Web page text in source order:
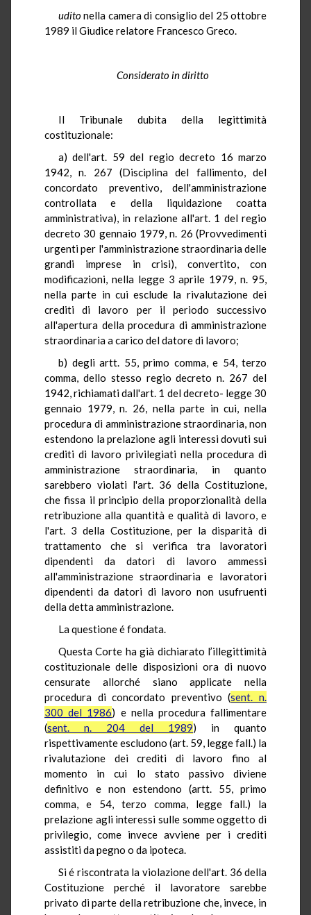
uditonella camera di consiglio del 25 ottobre
1989 il Giudice relatore Francesco Greco.
Considerato in diritto
Il Tribunale dubita della legittimità
costituzionale:
a) dell'art. 59 del regio decreto 16 marzo
1942, n. 267 (Disciplina del fallimento, del
concordato preventivo, dell'amministrazione
controllata e della liquidazione coatta
amministrativa), in relazione all'art. 1 del regio
decreto 30 gennaio 1979, n. 26 (Provvedimenti
urgenti per l'amministrazione straordinaria delle
grandi imprese in crisi), convertito, con
modificazioni, nella legge 3 aprile 1979, n. 95,
nella parte in cui esclude la rivalutazione dei
crediti di lavoro per il periodo successivo
all'apertura della procedura di amministrazione
straordinaria a carico del datore di lavoro;
b) degli artt. 55, primo comma, e 54, terzo
comma, dello stesso regio decreto n. 267 del
1942, richiamati dall'art. 1 del decreto- legge 30
gennaio 1979, n. 26, nella parte in cui, nella
procedura di amministrazione straordinaria, non
estendono la prelazione agli interessi dovuti sui
crediti di lavoro privilegiati nella procedura di
amministrazione straordinaria, in quanto
sarebbero violati l'art. 36 della Costituzione,
che fissa il principio della proporzionalità della
retribuzione alla quantità e qualità di lavoro, e
l'art. 3 della Costituzione, per la disparità di
trattamento che si verifica tra lavoratori
dipendenti da datori di lavoro ammessi
all'amministrazione straordinaria e lavoratori
dipendenti da datori di lavoro non usufruenti
della detta amministrazione.
La questione é fondata.
Questa Corte ha già dichiarato l’illegittimità
costituzionale delle disposizioni ora di nuovo
censurate allorché siano applicate nella
procedura di concordato preventivo (sent. n.
300 del 1986) e nella procedura fallimentare
(sent. n. 204 del 1989) in quanto
rispettivamente escludono (art. 59, legge fall.) la
rivalutazione dei crediti di lavoro fino al
momento in cui lo stato passivo diviene
definitivo e non estendono (artt. 55, primo
comma, e 54, terzo comma, legge fall.) la
prelazione agli interessi sulle somme oggetto di
privilegio, come invece avviene per i crediti
assistiti da pegno o da ipoteca.
Si é riscontrata la violazione dell'art. 36 della
Costituzione perché il lavoratore sarebbe
privato di parte della retribuzione che, invece, in